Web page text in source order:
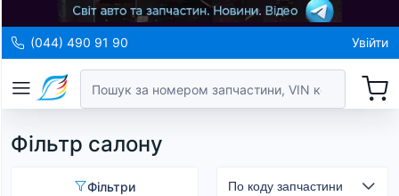
(044) 490 91 90 Увійти
Фільтр салону
Фільтри